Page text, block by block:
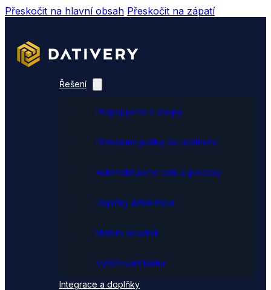
Přeskočit na hlavní obsah Přeskočit na zápatí
Řešení
Propojujeme e-shopy
Přenášíme platby do účetnictví
Automatizujeme data a procesy
Doplňky ABRA Flexi
Mobilní skladník
Vytěžování faktur
Integrace a doplňky